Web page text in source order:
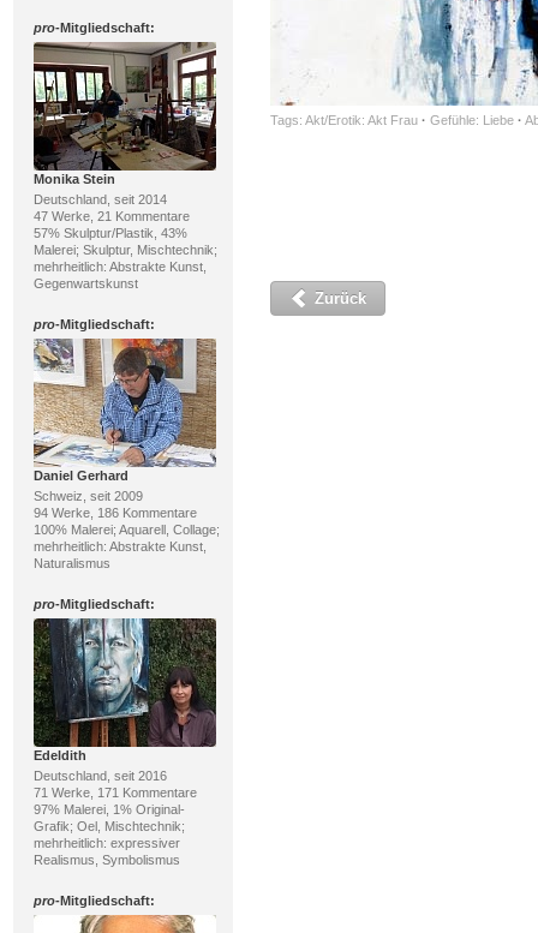
pro-Mitgliedschaft:
Monika Stein
Deutschland, seit 2014
47 Werke, 21 Kommentare
57% Skulptur/Plastik, 43%
Malerei; Skulptur, Mischtechnik;
mehrheitlich: Abstrakte Kunst,
Gegenwartskunst
pro-Mitgliedschaft:
Daniel Gerhard
Schweiz, seit 2009
94 Werke, 186 Kommentare
100% Malerei; Aquarell, Collage;
mehrheitlich: Abstrakte Kunst,
Naturalismus
pro-Mitgliedschaft:
Edeldith
Deutschland, seit 2016
71 Werke, 171 Kommentare
97% Malerei, 1% Original-
Grafik; Oel, Mischtechnik;
mehrheitlich: expressiver
Realismus, Symbolismus
pro-Mitgliedschaft:
Tags: Akt/Erotik: Akt Frau · Gefühle: Liebe ·
Zurück